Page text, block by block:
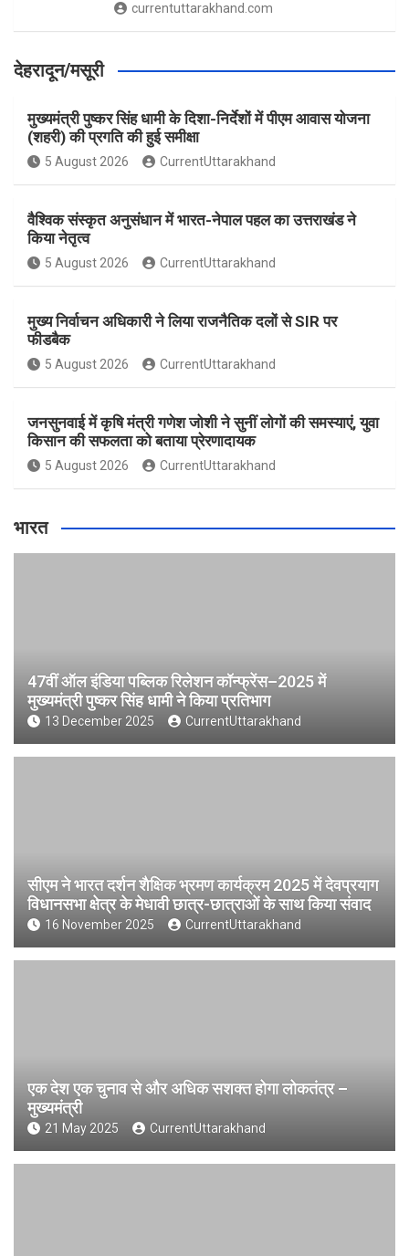
currentuttarakhand.com
देहरादून/मसूरी
मुख्यमंत्री पुष्कर सिंह धामी के दिशा-निर्देशों में पीएम आवास योजना
(शहरी) की प्रगति की हुई समीक्षा
5 August 2026 CurrentUttarakhand
वैश्विक संस्कृत अनुसंधान में भारत-नेपाल पहल का उत्तराखंड ने
किया नेतृत्व
5 August 2026 CurrentUttarakhand
मुख्य निर्वाचन अधिकारी ने लिया राजनैतिक दलों से SIR पर
फीडबैक
5 August 2026 CurrentUttarakhand
जनसुनवाई में कृषि मंत्री गणेश जोशी ने सुनीं लोगों की समस्याएं, युवा
किसान की सफलता को बताया प्रेरणादायक
5 August 2026 CurrentUttarakhand
भारत
47वीं ऑल इंडिया पब्लिक रिलेशन कॉन्फ्रेंस–2025 में
मुख्यमंत्री पुष्कर सिंह धामी ने किया प्रतिभाग
13 December 2025 CurrentUttarakhand
सीएम ने भारत दर्शन शैक्षिक भ्रमण कार्यक्रम 2025 में देवप्रयाग
विधानसभा क्षेत्र के मेधावी छात्र-छात्राओं के साथ किया संवाद
16 November 2025 CurrentUttarakhand
एक देश एक चुनाव से और अधिक सशक्त होगा लोकतंत्र –
मुख्यमंत्री
21 May 2025 CurrentUttarakhand